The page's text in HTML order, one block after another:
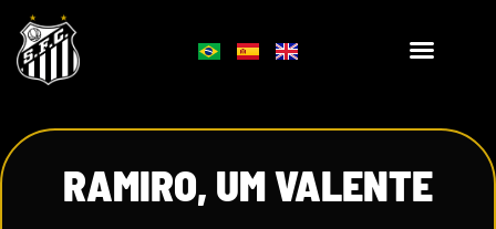
RAMIRO, UM VALENTE